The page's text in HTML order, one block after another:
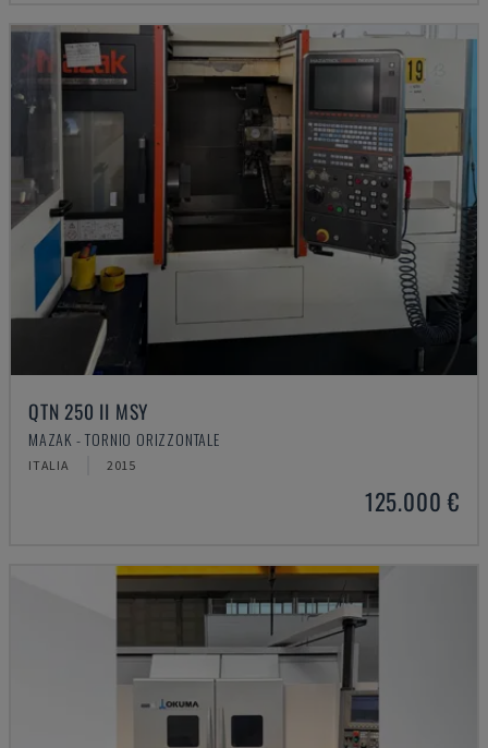
QTN 250 II MSY
MAZAK - TORNIO ORIZZONTALE
ITALIA 2015
125.000 €